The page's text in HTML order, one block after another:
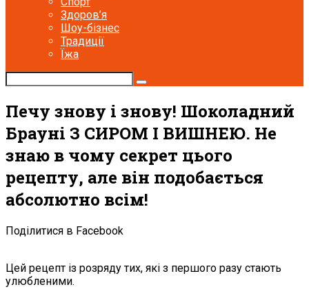
Здоров’я
Шоу-бізнес
Традиції
Їжа
Печу знову і знову! Шоколадний
Брауні З СИРОМ І ВИШНЕЮ. Не
знаю в чому секрет цього
рецепту, але він подобається
абсолютно всім!
Поділитися в Facebook
Цей рецепт із розряду тих, які з першого разу стають
улюбленими.